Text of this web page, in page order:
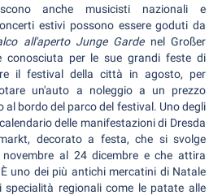
anche musicisti nazionali e
estivi possono essere goduti da
all'aperto Junge Gardenel Großer
conosciuta per le sue grandi feste di
il festival della città in agosto, per
un'auto a noleggio a un prezzo
al bordo del parco del festival. Uno degli
delle manifestazioni di Dresda
decorato a festa, che si svolge
al 24 dicembre e che attira
uno dei più antichi mercatini di Natale
regionali come le patate alle